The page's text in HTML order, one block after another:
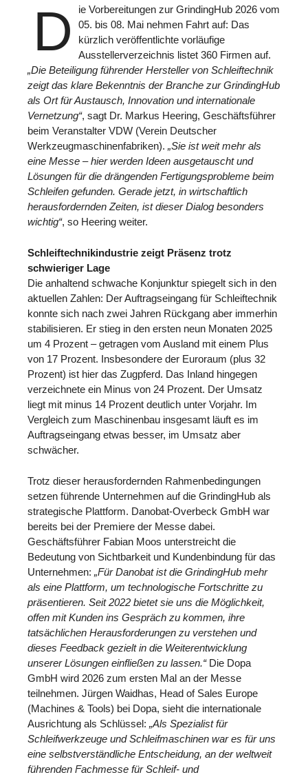
D
ie Vorbereitungen zur GrindingHub 2026 vom
05. bis 08. Mai nehmen Fahrt auf: Das
kürzlich veröffentlichte vorläufige
Ausstellerverzeichnis listet 360 Firmen auf.
„Die Beteiligung führender Hersteller von Schleiftechnik
zeigt das klare Bekenntnis der Branche zur GrindingHub
als Ort für Austausch, Innovation und internationale
Vernetzung“, sagt Dr. Markus Heering, Geschäftsführer
beim Veranstalter VDW (Verein Deutscher
Werkzeugmaschinenfabriken). „Sie ist weit mehr als
eine Messe – hier werden Ideen ausgetauscht und
Lösungen für die drängenden Fertigungsprobleme beim
Schleifen gefunden. Gerade jetzt, in wirtschaftlich
herausfordernden Zeiten, ist dieser Dialog besonders
wichtig“, so Heering weiter.
Schleiftechnikindustrie zeigt Präsenz trotz
schwieriger Lage
Die anhaltend schwache Konjunktur spiegelt sich in den
aktuellen Zahlen: Der Auftragseingang für Schleiftechnik
konnte sich nach zwei Jahren Rückgang aber immerhin
stabilisieren. Er stieg in den ersten neun Monaten 2025
um 4 Prozent – getragen vom Ausland mit einem Plus
von 17 Prozent. Insbesondere der Euroraum (plus 32
Prozent) ist hier das Zugpferd. Das Inland hingegen
verzeichnete ein Minus von 24 Prozent. Der Umsatz
liegt mit minus 14 Prozent deutlich unter Vorjahr. Im
Vergleich zum Maschinenbau insgesamt läuft es im
Auftragseingang etwas besser, im Umsatz aber
schwächer.
Trotz dieser herausfordernden Rahmenbedingungen
setzen führende Unternehmen auf die GrindingHub als
strategische Plattform. Danobat-Overbeck GmbH war
bereits bei der Premiere der Messe dabei.
Geschäftsführer Fabian Moos unterstreicht die
Bedeutung von Sichtbarkeit und Kundenbindung für das
Unternehmen: „Für Danobat ist die GrindingHub mehr
als eine Plattform, um technologische Fortschritte zu
präsentieren. Seit 2022 bietet sie uns die Möglichkeit,
offen mit Kunden ins Gespräch zu kommen, ihre
tatsächlichen Herausforderungen zu verstehen und
dieses Feedback gezielt in die Weiterentwicklung
unserer Lösungen einfließen zu lassen.“Die Dopa
GmbH wird 2026 zum ersten Mal an der Messe
teilnehmen. Jürgen Waidhas, Head of Sales Europe
(Machines & Tools) bei Dopa, sieht die internationale
Ausrichtung als Schlüssel: „Als Spezialist für
Schleifwerkzeuge und Schleifmaschinen war es für uns
eine selbstverständliche Entscheidung, an der weltweit
führenden Fachmesse für Schleif- und